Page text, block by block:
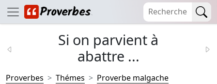
Si on parvient à
abattre ...
Proverbes Thémes
Proverbe malgache